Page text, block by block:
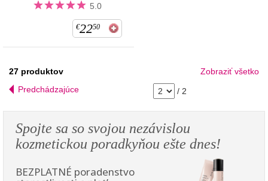
5.0
€2250
27 produktov
Zobraziť všetko
Predchádzajúce
/ 2
Spojte sa so svojou nezávislou
kozmetickou poradkyňou ešte dnes!
BEZPLATNÉ poradenstvo